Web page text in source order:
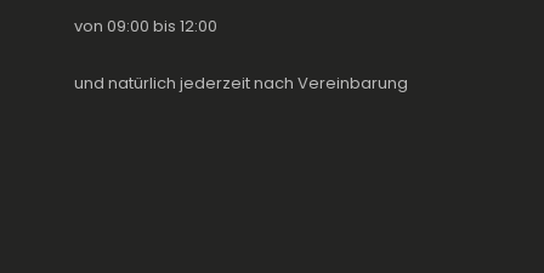
von 09:00 bis 12:00
und natürlich jederzeit nach Vereinbarung